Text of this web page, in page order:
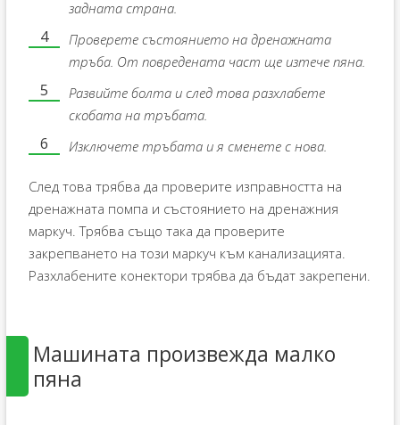
задната страна.
Проверете състоянието на дренажната
тръба. От повредената част ще изтече пяна.
Развийте болта и след това разхлабете
скобата на тръбата.
Изключете тръбата и я сменете с нова.
След това трябва да проверите изправността на
дренажната помпа и състоянието на дренажния
маркуч. Трябва също така да проверите
закрепването на този маркуч към канализацията.
Разхлабените конектори трябва да бъдат закрепени.
Машината произвежда малко
пяна